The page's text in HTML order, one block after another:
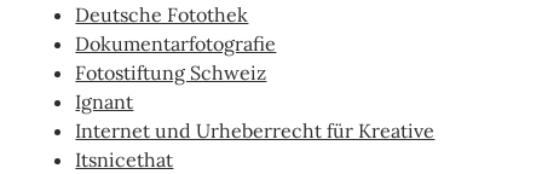
Deutsche Fotothek
Dokumentarfotografie
Fotostiftung Schweiz
Ignant
Internet und Urheberrecht für Kreative
Itsnicethat